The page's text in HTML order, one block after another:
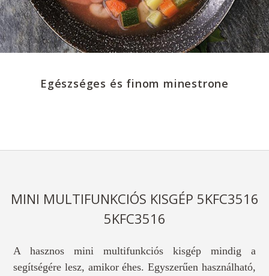
Egészséges és finom minestrone
MINI MULTIFUNKCIÓS KISGÉP 5KFC3516
5KFC3516
A hasznos mini multifunkciós kisgép mindig a
segítségére lesz, amikor éhes. Egyszerűen használható,